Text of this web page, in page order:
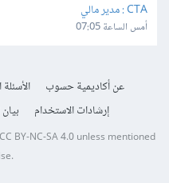
CTA : مدير مالي
أمس الساعة 07:05
عن أكاديمية حسوب
إرشادات الاستخدام
CC BY-NC-SA 4.0unless mentioned